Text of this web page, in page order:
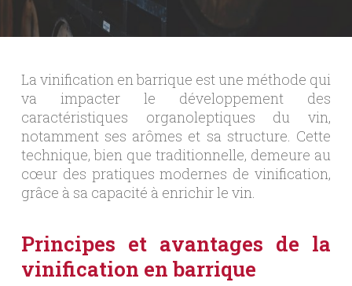
La vinification en barrique est une méthode qui
va impacter le développement des
caractéristiques organoleptiques du vin,
notamment ses arômes et sa structure. Cette
technique, bien que traditionnelle, demeure au
cœur des pratiques modernes de vinification,
grâce à sa capacité à enrichir le vin.
Principes et avantages de la
vinification en barrique